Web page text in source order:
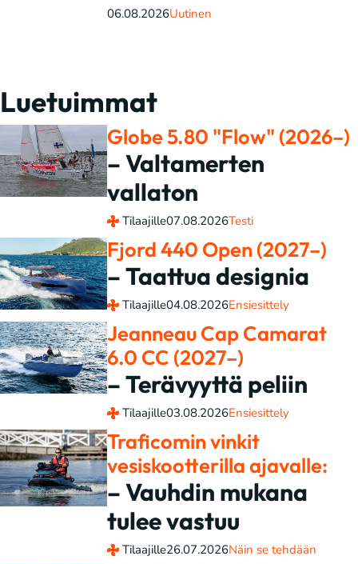
06.08.2026Uutinen
Luetuimmat
Globe 5.80 "Flow" (2026–)
– Valtamerten
vallaton
Tilaajille07.08.2026Testi
Fjord 440 Open (2027–)
– Taattua designia
Tilaajille04.08.2026Ensiesittely
Jeanneau Cap Camarat
6.0 CC (2027–)
– Terävyyttä peliin
Tilaajille03.08.2026Ensiesittely
Traficomin vinkit
vesiskootterilla ajavalle:
– Vauhdin mukana
tulee vastuu
Tilaajille26.07.2026Näin se tehdään